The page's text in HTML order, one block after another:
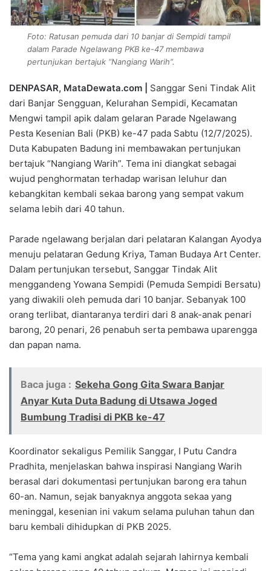
Foto: Ratusan pemuda dari 10 banjar di Sempidi tampil
dalam Parade Ngelawang PKB ke-47 membawa
pertunjukan bertajuk “Nangiang Warih”.
DENPASAR, MataDewata.com |
Sanggar Seni Tindak Alit
dari Banjar Sengguan, Kelurahan Sempidi, Kecamatan
Mengwi tampil apik dalam gelaran Parade Ngelawang
Pesta Kesenian Bali (PKB) ke-47 pada Sabtu (12/7/2025).
Duta Kabupaten Badung ini membawakan pertunjukan
bertajuk “Nangiang Warih”. Tema ini diangkat sebagai
wujud penghormatan terhadap warisan leluhur dan
kebangkitan kembali sekaa barong yang sempat vakum
selama lebih dari 40 tahun.
Parade ngelawang berjalan dari pelataran Kalangan Ayodya
menuju pelataran Gedung Kriya, Taman Budaya Art Center.
Dalam pertunjukan tersebut, Sanggar Tindak Alit
menggandeng Yowana Sempidi (Pemuda Sempidi Bersatu)
yang diwakili oleh pemuda dari 10 banjar. Sebanyak 100
orang terlibat, diantaranya terdiri dari 8 anak-anak penari
barong, 20 penari, 26 penabuh serta pembawa uparengga
dan papan nama.
Baca juga : Sekeha Gong Gita Swara Banjar
Anyar Kuta Duta Badung di Utsawa Joged
Bumbung Tradisi di PKB ke-47
Koordinator sekaligus Pemilik Sanggar, I Putu Candra
Pradhita, menjelaskan bahwa inspirasi Nangiang Warih
berasal dari dokumentasi pertunjukan barong era tahun
60-an. Namun, sejak banyaknya anggota sekaa yang
meninggal, kesenian ini vakum selama puluhan tahun dan
baru kembali dihidupkan di PKB 2025.
“Tema yang kami angkat adalah sejarah lahirnya kembali